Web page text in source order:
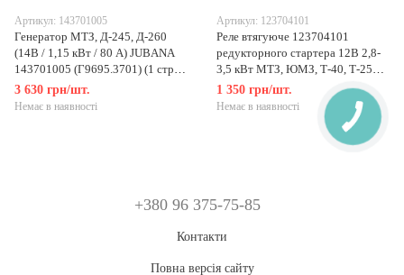
Артикул: 143701005
Генератор МТЗ, Д-245, Д-260
(14В / 1,15 кВт / 80 А) JUBANA
143701005 (Г9695.3701) (1 струм
шків) 1150 Вт
3 630 грн/шт.
Немає в наявності
Артикул: 123704101
Реле втягуюче 123704101
редукторного стартера 12В 2,8-
3,5 кВт МТЗ, ЮМЗ, Т-40, Т-25
Jubana
1 350 грн/шт.
Немає в наявності
+380 96 375-75-85
Контакти
Повна версія сайту